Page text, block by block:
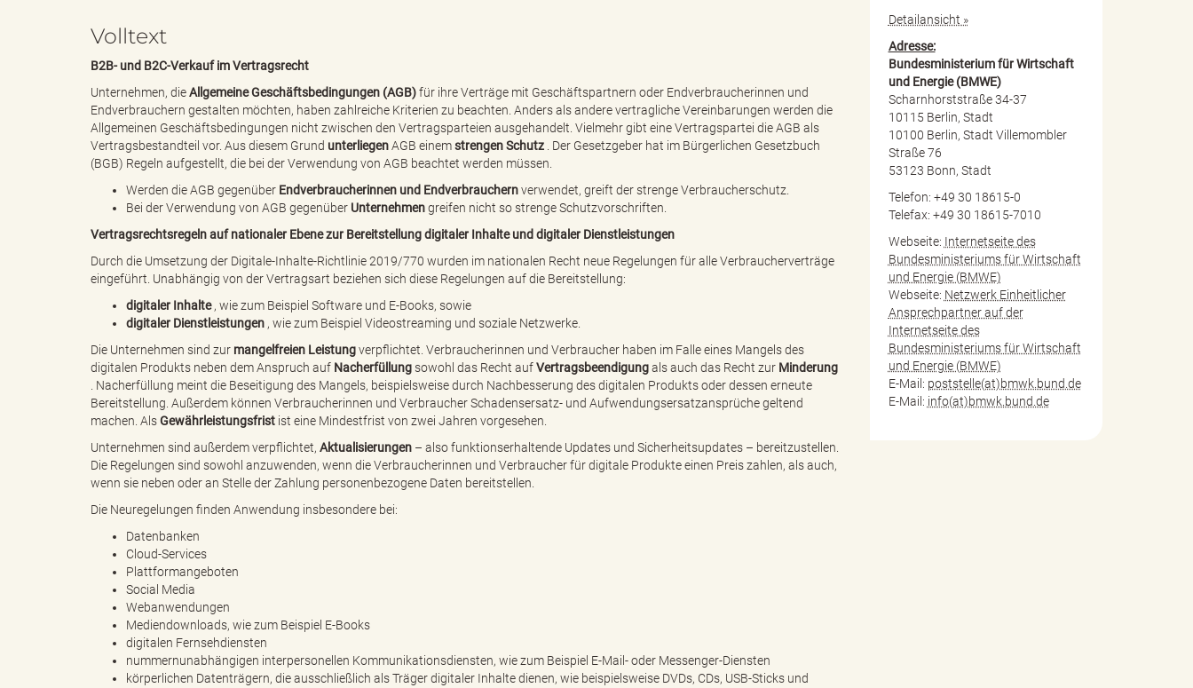
n
e
r
n
"
L
n
Volltext
B2B- und B2C-Verkauf im Vertragsrecht
Unternehmen, dieAllgemeine Geschäftsbedingungen (AGB)für ihre Verträge mit Geschäftspartnern oder Endverbraucherinnen und
Endverbrauchern gestalten möchten, haben zahlreiche Kriterien zu beachten. Anders als andere vertragliche Vereinbarungen werden die
Allgemeinen Geschäftsbedingungen nicht zwischen den Vertragsparteien ausgehandelt. Vielmehr gibt eine Vertragspartei die AGB als
Vertragsbestandteil vor. Aus diesem Grund unterliegenAGB einemstrengen Schutz . Der Gesetzgeber hat im Bürgerlichen Gesetzbuch
(BGB) Regeln aufgestellt, die bei der Verwendung von AGB beachtet werden müssen.
Werden die AGB gegenüber Endverbraucherinnen und Endverbrauchernverwendet, greift der strenge Verbraucherschutz.
Bei der Verwendung von AGB gegenüber Unternehmengreifen nicht so strenge Schutzvorschriften.
Vertragsrechtsregeln auf nationaler Ebene zur Bereitstellung digitaler Inhalte und digitaler Dienstleistungen
Durch die Umsetzung der Digitale-Inhalte-Richtlinie 2019/770 wurden im nationalen Recht neue Regelungen für alle Verbraucherverträge
eingeführt. Unabhängig von der Vertragsart beziehen sich diese Regelungen auf die Bereitstellung:
digitaler Inhalte, wie zum Beispiel Software und E-Books, sowie
digitaler Dienstleistungen , wie zum Beispiel Videostreaming und soziale Netzwerke.
Die Unternehmen sind zur mangelfreien Leistungverpflichtet. Verbraucherinnen und Verbraucher haben im Falle eines Mangels des
digitalen Produkts neben dem Anspruch auf Nacherfüllungsowohl das Recht aufVertragsbeendigungals auch das Recht zur Minderung
. Nacherfüllung meint die Beseitigung des Mangels, beispielsweise durch Nachbesserung des digitalen Produkts oder dessen erneute
Bereitstellung. Außerdem können Verbraucherinnen und Verbraucher Schadensersatz- und Aufwendungsersatzansprüche geltend
machen. AlsGewährleistungsfrist ist eine Mindestfrist von zwei Jahren vorgesehen.
Unternehmen sind außerdem verpflichtet, Aktualisierungen – also funktionserhaltende Updates und Sicherheitsupdates – bereitzustellen.
Die Regelungen sind sowohl anzuwenden, wenn die Verbraucherinnen und Verbraucher für digitale Produkte einen Preis zahlen, als auch,
wenn sie neben oder an Stelle der Zahlung personenbezogene Daten bereitstellen.
Die Neuregelungen finden Anwendung insbesondere bei:
Datenbanken
Cloud-Services
Plattformangeboten
Social Media
Webanwendungen
Mediendownloads, wie zum Beispiel E-Books
digitalen Fernsehdiensten
nummernunabhängigen interpersonellen Kommunikationsdiensten, wie zum Beispiel E-Mail- oder Messenger-Diensten
körperlichen Datenträgern, die ausschließlich als Träger digitaler Inhalte dienen, wie beispielsweise DVDs, CDs, USB-Sticks und
Detailansicht »
Adresse:
Bundesministerium für Wirtschaft
und Energie (BMWE)
Scharnhorststraße 34-37
10115 Berlin, Stadt
10100 Berlin, Stadt Villemombler
Straße 76
53123 Bonn, Stadt
Telefon: +49 30 18615-0
Telefax: +49 30 18615-7010
Webseite: Internetseite des
Bundesministeriums für Wirtschaft
und Energie (BMWE)
Webseite: Netzwerk Einheitlicher
Ansprechpartner auf der
Internetseite des
Bundesministeriums für Wirtschaft
und Energie (BMWE)
E-Mail: poststelle(at)bmwk.bund.de
E-Mail: info(at)bmwk.bund.de